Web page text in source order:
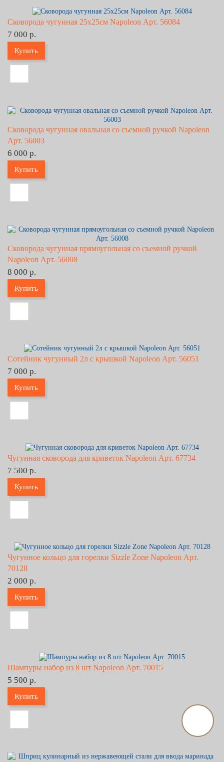
Сковорода чугунная 25х25см Napoleon Арт. 56084
7 000 р.
Купить
Сковорода чугунная овальная со съемной ручкой Napoleon
Арт. 56003
6 000 р.
Купить
Сковорода чугунная прямоугольная со съемной ручкой
Napoleon Арт. 56008
8 000 р.
Купить
Сотейник чугунный 2л с крышкой Napoleon Арт. 56051
7 000 р.
Купить
Чугунная сковорода для криветок Napoleon Арт. 67734
7 500 р.
Купить
Чугунное кольцо для горелки Sizzle Zone Napoleon Арт.
70128
2 000 р.
Купить
Шампуры набор из 8 шт Napoleon Арт. 70015
5 500 р.
Купить